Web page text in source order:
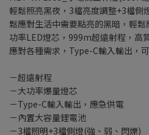
輕鬆照亮黑夜，3檔亮度調整+3檔側
鬆應對生活中需要點亮的黑暗，輕
功率LED燈芯，999m超遠射程，高
應對各種需求，Type-C輸入輸出，
－超遠射程
－大功率爆量燈芯
－Type-C輸入輸出，應急供電
－內置大容量鋰電池
－3檔照明+3檔側燈(強、弱、閃爍)